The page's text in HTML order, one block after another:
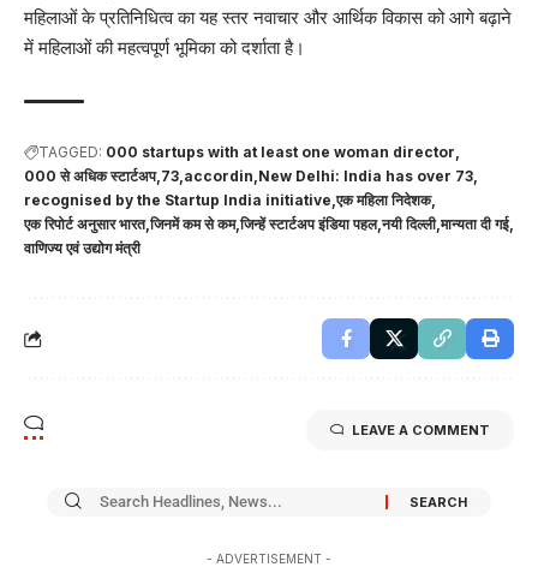
महिलाओं के प्रतिनिधित्व का यह स्तर नवाचार और आर्थिक विकास को आगे बढ़ाने
में महिलाओं की महत्वपूर्ण भूमिका को दर्शाता है।
TAGGED: 000 startups with at least one woman director
000 से अधिक स्टार्टअप 73 accordin New Delhi: India has over 73
recognised by the Startup India initiative एक महिला निदेशक
एक रिपोर्ट अनुसार भारत जिनमें कम से कम जिन्हें स्टार्टअप इंडिया पहल नयी दिल्ली मान्यता दी गई
वाणिज्य एवं उद्योग मंत्री
LEAVE A COMMENT
- ADVERTISEMENT -